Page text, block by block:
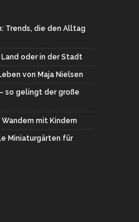
Trends, die den Alltag
oder in der Stadt
von Maja Nielsen
so gelingt der große
mit Kindern
Miniaturgärten für